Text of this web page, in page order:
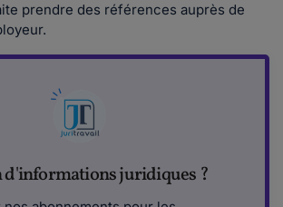
prendre des références auprès de
d'informations juridiques ?